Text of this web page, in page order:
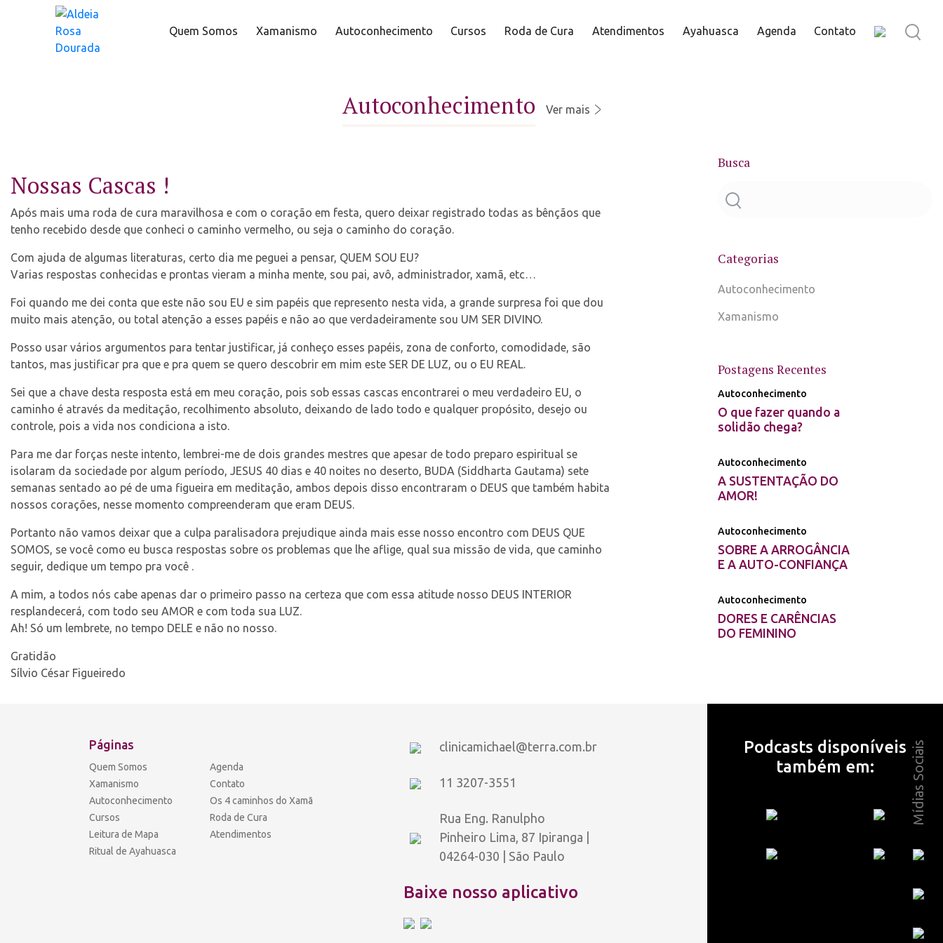
Mídias Sociais
Quem Somos Xamanismo Autoconhecimento Cursos Roda de Cura Atendimentos Ayahuasca Agenda Contato
Autoconhecimento Ver mais
Nossas Cascas !
Após mais uma roda de cura maravilhosa e com o coração em festa, quero deixar registrado todas as bênçãos que
tenho recebido desde que conheci o caminho vermelho, ou seja o caminho do coração.
Com ajuda de algumas literaturas, certo dia me peguei a pensar, QUEM SOU EU?
Varias respostas conhecidas e prontas vieram a minha mente, sou pai, avô, administrador, xamã, etc…
Foi quando me dei conta que este não sou EU e sim papéis que represento nesta vida, a grande surpresa foi que dou
muito mais atenção, ou total atenção a esses papéis e não ao que verdadeiramente sou UM SER DIVINO.
Posso usar vários argumentos para tentar justificar, já conheço esses papéis, zona de conforto, comodidade, são
tantos, mas justificar pra que e pra quem se quero descobrir em mim este SER DE LUZ, ou o EU REAL.
Sei que a chave desta resposta está em meu coração, pois sob essas cascas encontrarei o meu verdadeiro EU, o
caminho é através da meditação, recolhimento absoluto, deixando de lado todo e qualquer propósito, desejo ou
controle, pois a vida nos condiciona a isto.
Para me dar forças neste intento, lembrei-me de dois grandes mestres que apesar de todo preparo espiritual se
isolaram da sociedade por algum período, JESUS 40 dias e 40 noites no deserto, BUDA (Siddharta Gautama) sete
semanas sentado ao pé de uma figueira em meditação, ambos depois disso encontraram o DEUS que também habita
nossos corações, nesse momento compreenderam que eram DEUS.
Portanto não vamos deixar que a culpa paralisadora prejudique ainda mais esse nosso encontro com DEUS QUE
SOMOS, se você como eu busca respostas sobre os problemas que lhe aflige, qual sua missão de vida, que caminho
seguir, dedique um tempo pra você .
A mim, a todos nós cabe apenas dar o primeiro passo na certeza que com essa atitude nosso DEUS INTERIOR
resplandecerá, com todo seu AMOR e com toda sua LUZ.
Ah! Só um lembrete, no tempo DELE e não no nosso.
Gratidão
Sílvio César Figueiredo
Busca
Categorias
Autoconhecimento
Xamanismo
Postagens Recentes
Autoconhecimento
O que fazer quando a
solidão chega?
Autoconhecimento
A SUSTENTAÇÃO DO
AMOR!
Autoconhecimento
SOBRE A ARROGÂNCIA
E A AUTO-CONFIANÇA
Autoconhecimento
DORES E CARÊNCIAS
DO FEMININO
Páginas
Quem Somos
Agenda
Xamanismo
Contato
Autoconhecimento
Os 4 caminhos do Xamã
Cursos
Roda de Cura
Leitura de Mapa
Atendimentos
Ritual de Ayahuasca
clinicamichael@terra.com.br
11 3207-3551
Rua Eng. Ranulpho
Pinheiro Lima, 87 Ipiranga |
04264-030 | São Paulo
Baixe nosso aplicativo
Podcasts disponíveis
também em: